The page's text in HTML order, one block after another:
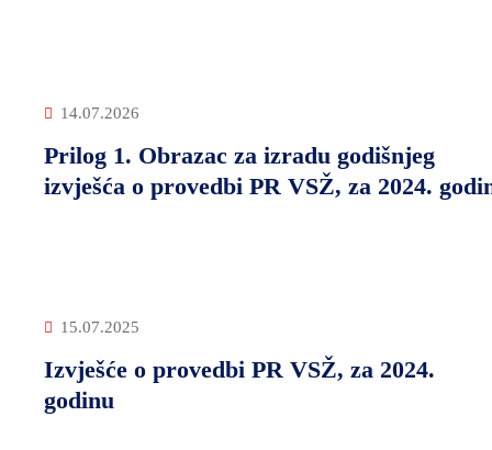
14.07.2026
Prilog 1. Obrazac za izradu godišnjeg
izvješća o provedbi PR VSŽ, za 2024.
15.07.2025
Izvješće o provedbi PR VSŽ, za 2024.
godinu